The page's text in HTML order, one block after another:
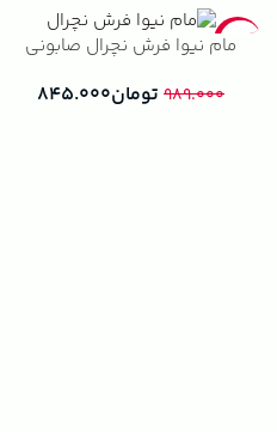
-15%مام نیوا فرش نچرال صابونی
۹۸۹.۰۰۰ تومان۸۴۵.۰۰۰